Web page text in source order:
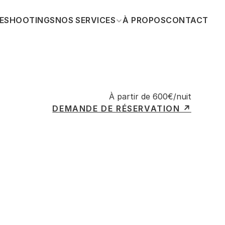
SHOOTINGSNOS SERVICES À PROPOSCONTACT
À partir de 600€/nuit
DEMANDE DE RÉSERVATION ↗